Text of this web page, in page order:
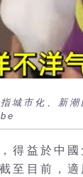
城市化、新
得益於中國
至目前，